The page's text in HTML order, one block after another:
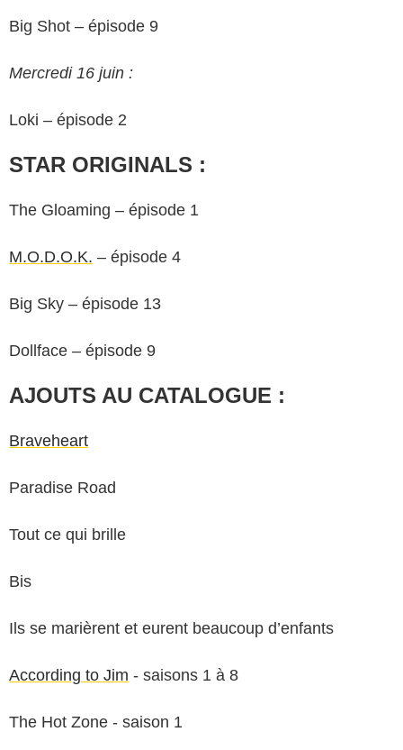
Big Shot – épisode 9
Mercredi 16 juin :
Loki – épisode 2
STAR ORIGINALS :
The Gloaming – épisode 1
M.O.D.O.K. – épisode 4
Big Sky – épisode 13
Dollface – épisode 9
AJOUTS AU CATALOGUE :
Braveheart
Paradise Road
Tout ce qui brille
Bis
Ils se marièrent et eurent beaucoup d’enfants
According to Jim - saisons 1 à 8
The Hot Zone - saison 1